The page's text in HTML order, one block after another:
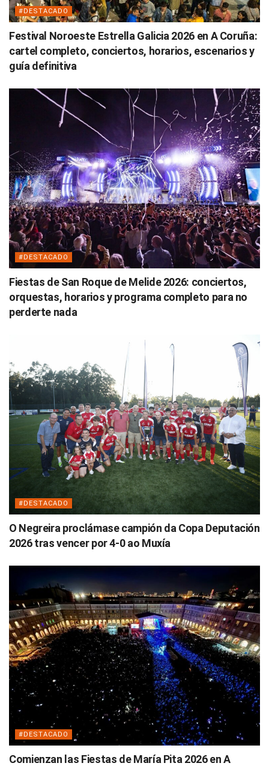
#DESTACADO
Festival Noroeste Estrella Galicia 2026 en A Coruña:
cartel completo, conciertos, horarios, escenarios y
guía definitiva
#DESTACADO
Fiestas de San Roque de Melide 2026: conciertos,
orquestas, horarios y programa completo para no
perderte nada
#DESTACADO
O Negreira proclámase campión da Copa Deputación
2026 tras vencer por 4-0 ao Muxía
#DESTACADO
Comienzan las Fiestas de María Pita 2026 en A